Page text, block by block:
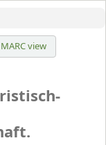
MARC view